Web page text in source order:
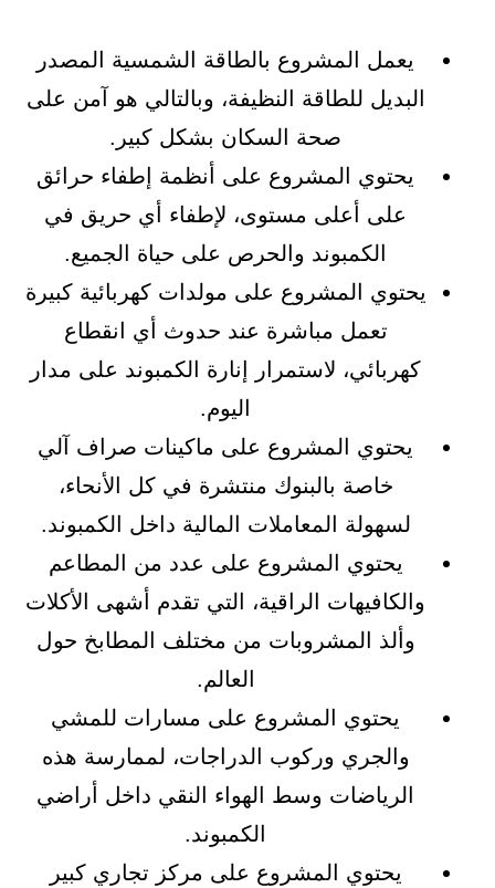
يعمل المشروع بالطاقة الشمسية المصدر
البديل للطاقة النظيفة، وبالتالي هو آمن على
صحة السكان بشكل كبير.
يحتوي المشروع على أنظمة إطفاء حرائق
على أعلى مستوى، لإطفاء أي حريق في
الكمبوند والحرص على حياة الجميع.
يحتوي المشروع على مولدات كهربائية كبيرة
تعمل مباشرة عند حدوث أي انقطاع
كهربائي، لاستمرار إنارة الكمبوند على مدار
اليوم.
يحتوي المشروع على ماكينات صراف آلي
خاصة بالبنوك منتشرة في كل الأنحاء،
لسهولة المعاملات المالية داخل الكمبوند.
يحتوي المشروع على عدد من المطاعم
والكافيهات الراقية، التي تقدم أشهى الأكلات
وألذ المشروبات من مختلف المطابخ حول
العالم.
يحتوي المشروع على مسارات للمشي
والجري وركوب الدراجات، لممارسة هذه
الرياضات وسط الهواء النقي داخل أراضي
الكمبوند.
يحتوي المشروع على مركز تجاري كبير